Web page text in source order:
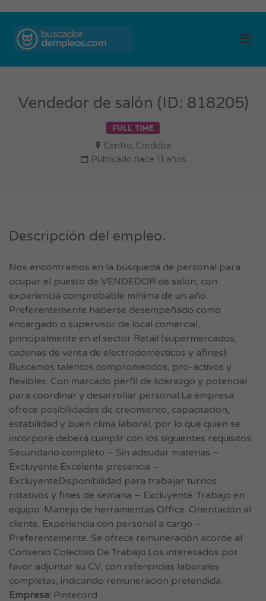
Vendedor de salón (ID: 818205)
FULL TIME
Centro, Córdoba
Publicado hace 11 años
Descripción del empleo.
Nos encontramos en la búsqueda de personal para
ocupar el puesto de VENDEDOR de salón, con
experiencia comprobable mínima de un año.
Preferentemente haberse desempeñado como
encargado o supervisor de local comercial,
principalmente en el sector Retail (supermercados,
cadenas de venta de electrodomésticos y afines).
Buscamos talentos comprometidos, pro-activos y
flexibles. Con marcado perfil de liderazgo y potencial
para coordinar y desarrollar personal.La empresa
ofrece posibilidades de crecimiento, capacitación,
estabilidad y buen clima laboral, por lo que quien se
incorpore deberá cumplir con los siguientes requisitos:
Secundario completo – Sin adeudar materias –
Excluyente.Excelente presencia –
ExcluyenteDisponibilidad para trabajar turnos
rotativos y fines de semana – Excluyente. Trabajo en
equipo. Manejo de herramientas Office. Orientación al
cliente. Experiencia con personal a cargo –
Preferentemente. Se ofrece remuneración acorde al
Convenio Colectivo De Trabajo.Los interesados por
favor adjuntar su CV, con referencias laborales
completas, indicando remuneración pretendida.
Empresa: Pintecord